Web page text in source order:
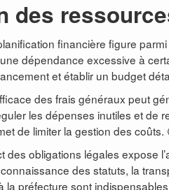
des
financière figure
dépendance excessive à
et établir un budget
des frais généraux peut
les dépenses inutiles et de
de limiter la gestion des coûts.
des obligations légales expose
des statuts, la
la préfecture sont